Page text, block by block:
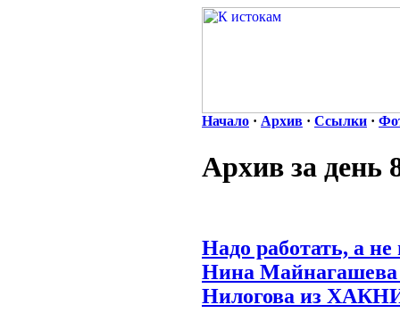
Начало · Архив · Ссылки ·
Архив за день
Надо работать, а
Нина Майнагашева
Нилогова из